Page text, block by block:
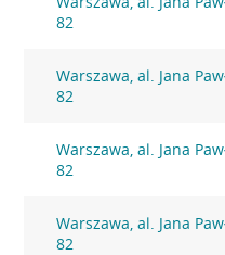
82
Warszawa, al. Jana
82
Warszawa, al. Jana
82
Warszawa, al. Jana
82